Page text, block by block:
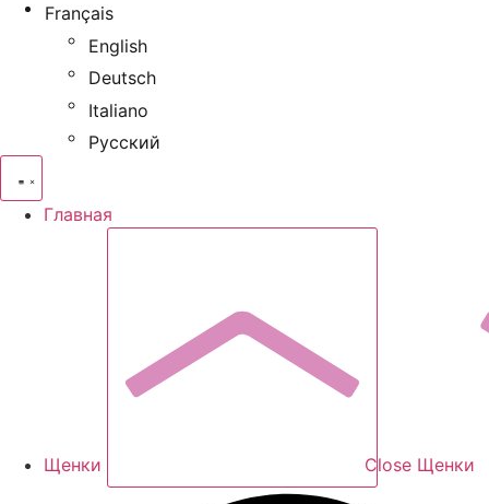
Français
English
Deutsch
Italiano
Русский
Главная
Щенки Close Щенки